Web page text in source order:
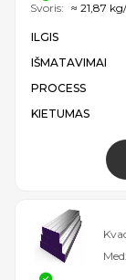
ILGIS
IŠMATAVIMAI
PROCESS
KIETUMAS
Svoris: ≈ 21,87